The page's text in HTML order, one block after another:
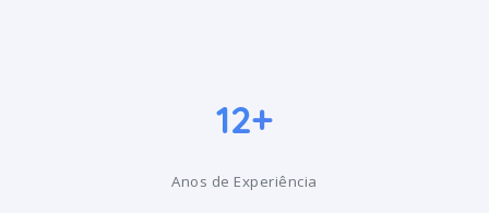
12+
Anos de Experiência